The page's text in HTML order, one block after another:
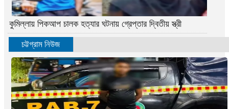
কুমিল্লায় পিকআপ চালক হত্যার ঘটনায় গ্রেপ্তার দ্বিতীয় স্ত্রী
চট্টগ্রাম নিউজ